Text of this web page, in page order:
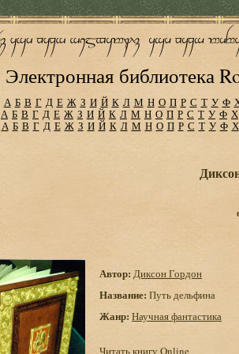
Электронная библиотека
А Б В Г Д Е Ж З И Й К Л М Н О П Р С Т У Ф
А Б В Г Д Е Ж З И Й К Л М Н О П Р С Т У Ф Х
А Б В Г Д Е Ж З И Й К Л М Н О П Р С Т У Ф Х
Автор: Диксон Гордон
Название: Путь дельфина
Жанр: Научная фантастика
Читать книгу Online